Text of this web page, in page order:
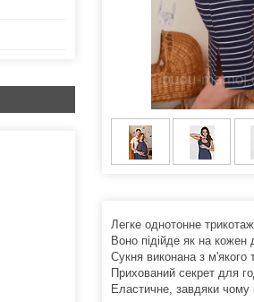
Легке однотонне
Воно підійде як на кожен
Сукня виконана з м'якого
Прихований секрет для
Еластичне, завдяки чому